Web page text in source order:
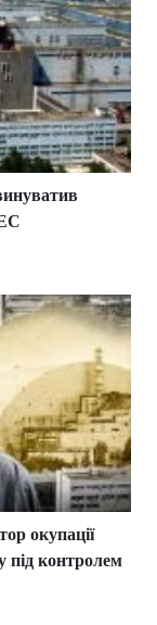
окупації
під контролем